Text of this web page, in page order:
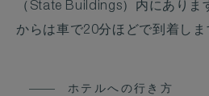
（State Buildings）内にありま
からは車で20分ほどで到着しま
ホテルへの行き方